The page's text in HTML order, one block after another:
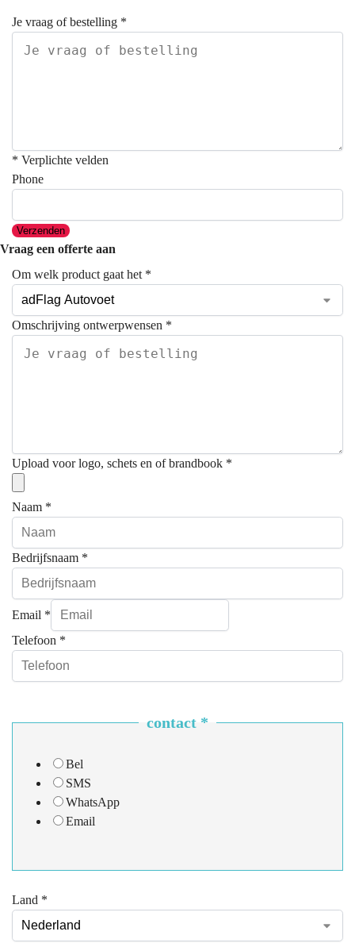
Je vraag of bestelling *
* Verplichte velden
Phone
Verzenden
Vraag een offerte aan
Om welk product gaat het *
Omschrijving ontwerpwensen *
Upload voor logo, schets en of brandbook *
Naam *
Bedrijfsnaam *
Email *
Telefoon *
contact *
Bel
SMS
WhatsApp
Email
Land *